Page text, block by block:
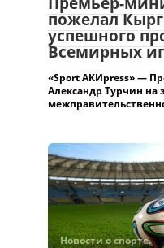
пожелал
успешного
Всемирных
«Sport АКИpress» —
Александр Турчин на
Новости о спорте.